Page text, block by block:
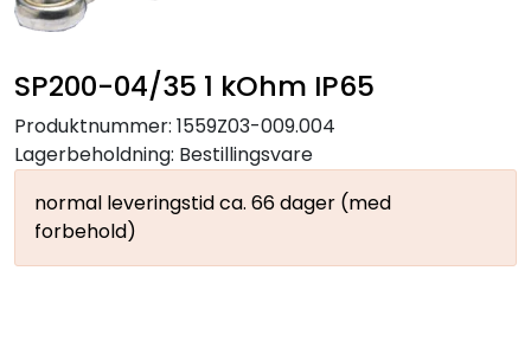
SP200-04/35 1 kOhm IP65
Produktnummer: 1559Z03-009.004
Lagerbeholdning: Bestillingsvare
normal leveringstid ca. 66 dager (med
forbehold)